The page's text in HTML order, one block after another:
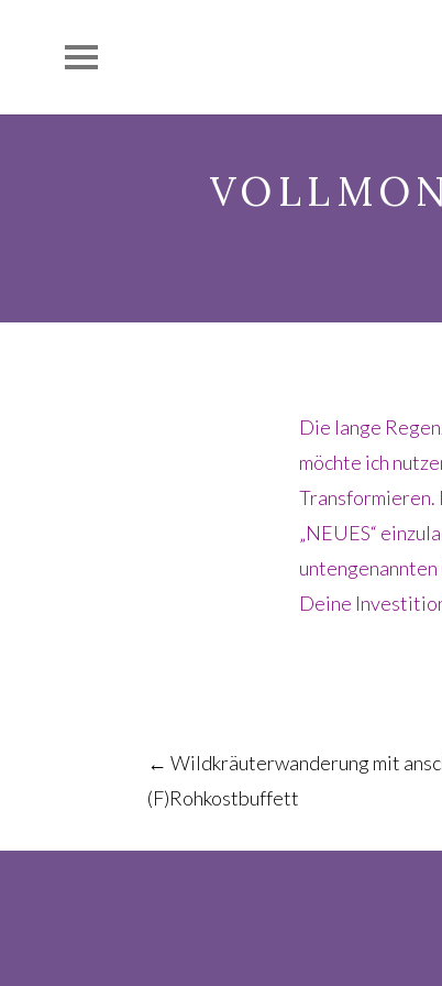
Die lange
möchte ich
Transformieren.
„NEUES“
Deine
navigation
← Wildkräuterwanderung mit
(F)Rohkostbuffett